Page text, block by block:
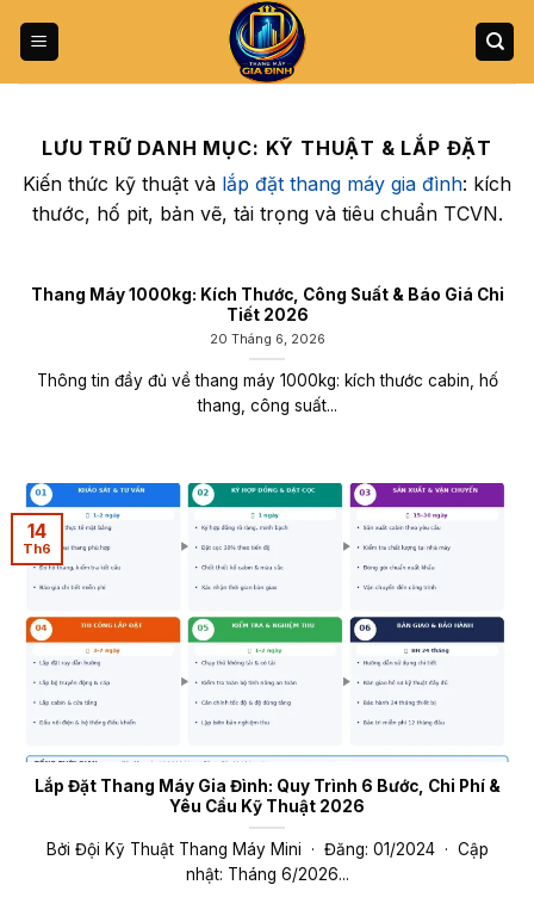
qua
LƯU TRỮ DANH MỤC: KỸ THUẬT & LẮP ĐẶT
Kiến thức kỹ thuật và lắp đặt thang máy gia đình: kích
thước, hố pit, bản vẽ, tải trọng và tiêu chuẩn TCVN.
Thang Máy 1000kg: Kích Thước, Công Suất & Báo Giá Chi
Tiết 2026
20 Tháng 6, 2026
Thông tin đầy đủ về thang máy 1000kg: kích thước cabin, hố
thang, công suất...
Lắp Đặt Thang Máy Gia Đình: Quy Trình 6 Bước, Chi Phí &
Yêu Cầu Kỹ Thuật 2026
Bởi Đội Kỹ Thuật Thang Máy Mini · Đăng: 01/2024 · Cập
nhật: Tháng 6/2026...
14
Th6